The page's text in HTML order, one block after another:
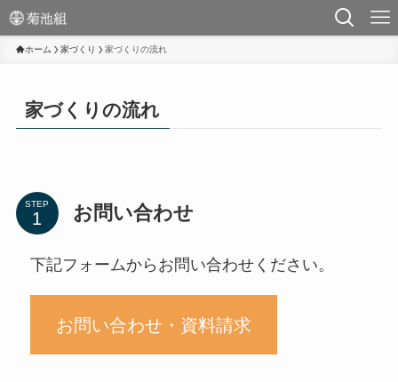
ホーム 家づくり 家づくりの流れ
家づくりの流れ
STEP お問い合わせ
下記フォームからお問い合わせください。
お問い合わせ・資料請求